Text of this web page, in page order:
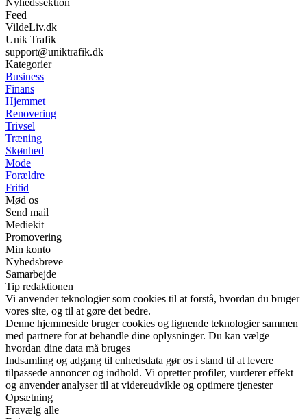
Nyhedssektion
Feed
VildeLiv.dk
Unik Trafik
support@uniktrafik.dk
Kategorier
Business
Finans
Hjemmet
Renovering
Trivsel
Træning
Skønhed
Mode
Forældre
Fritid
Mød os
Send mail
Mediekit
Promovering
Min konto
Nyhedsbreve
Samarbejde
Tip redaktionen
Vi anvender teknologier som cookies til at forstå, hvordan du bruger
vores site, og til at gøre det bedre.
Denne hjemmeside bruger cookies og lignende teknologier sammen
med partnere for at behandle dine oplysninger. Du kan vælge
hvordan dine data må bruges
Indsamling og adgang til enhedsdata gør os i stand til at levere
tilpassede annoncer og indhold. Vi opretter profiler, vurderer effekt
og anvender analyser til at videreudvikle og optimere tjenester
Opsætning
Fravælg alle